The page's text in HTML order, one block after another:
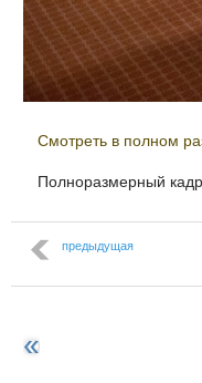
Смотреть в полном
Полноразмерный
предыдущая